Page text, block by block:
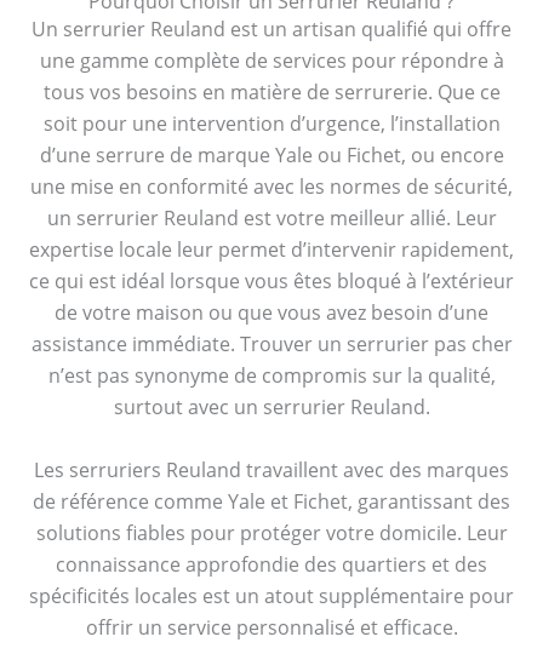
Un serrurier Reuland est un artisan qualifié qui offre
une gamme complète de services pour répondre à
tous vos besoins en matière de serrurerie. Que ce
soit pour une intervention d’urgence, l’installation
d’une serrure de marque Yale ou Fichet, ou encore
une mise en conformité avec les normes de sécurité,
un serrurier Reuland est votre meilleur allié. Leur
expertise locale leur permet d’intervenir rapidement,
ce qui est idéal lorsque vous êtes bloqué à l’extérieur
de votre maison ou que vous avez besoin d’une
assistance immédiate. Trouver un serrurier pas cher
n’est pas synonyme de compromis sur la qualité,
surtout avec un serrurier Reuland.
Les serruriers Reuland travaillent avec des marques
de référence comme Yale et Fichet, garantissant des
solutions fiables pour protéger votre domicile. Leur
connaissance approfondie des quartiers et des
spécificités locales est un atout supplémentaire pour
offrir un service personnalisé et efficace.